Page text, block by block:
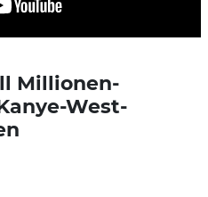
Millionen-
West-